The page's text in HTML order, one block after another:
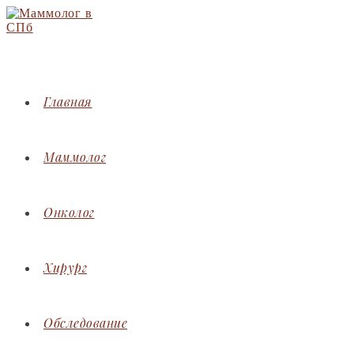
Перейти
к
Главная
Маммолог
Онколог
Хирург
Обследование